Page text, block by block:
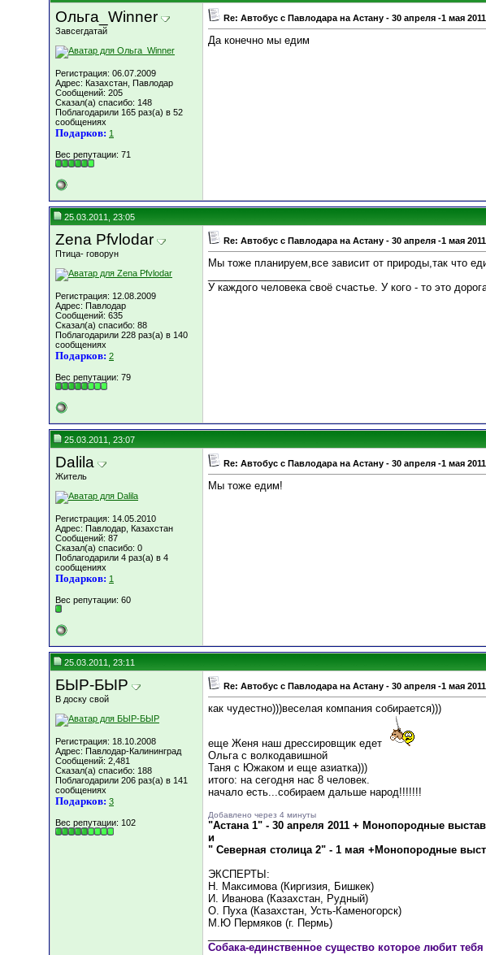
Ольга_Winner
Завсегдатай
Регистрация: 06.07.2009
Адрес: Казахстан, Павлодар
Сообщений: 205
Сказал(а) спасибо: 148
Поблагодарили 165 раз(а) в 52
сообщениях
Подарков: 1
Вес репутации: 71
Re: Автобус с Павлодара на Астану - 30 апреля -1 мая
Да конечно мы едим
25.03.2011, 23:05
Zena Pfvlodar
Птица- говорун
Регистрация: 12.08.2009
Адрес: Павлодар
Сообщений: 635
Сказал(а) спасибо: 88
Поблагодарили 228 раз(а) в 140
сообщениях
Подарков: 2
Вес репутации: 79
Re: Автобус с Павлодара на Астану - 30 апреля -1 мая
Мы тоже планируем,все зависит от природы,так что
У каждого человека своё счастье. У кого - то это
25.03.2011, 23:07
Dalila
Житель
Регистрация: 14.05.2010
Адрес: Павлодар, Казахстан
Сообщений: 87
Сказал(а) спасибо: 0
Поблагодарили 4 раз(а) в 4
сообщениях
Подарков: 1
Вес репутации: 60
Re: Автобус с Павлодара на Астану - 30 апреля -1 мая
Мы тоже едим!
25.03.2011, 23:11
БЫР-БЫР
В доску свой
Регистрация: 18.10.2008
Адрес: Павлодар-Калининград
Сообщений: 2,481
Сказал(а) спасибо: 188
Поблагодарили 206 раз(а) в 141
сообщениях
Подарков: 3
Вес репутации: 102
Re: Автобус с Павлодара на Астану - 30 апреля -1 мая
как чудестно)))веселая компания собирается)))
еще Женя наш дрессировщик едет
Ольга с волкодавишной
Таня с Южаком и еще азиатка)))
итого: на сегодня нас 8 человек.
начало есть...собираем дальше народ!!!!!!!
Добавлено через 4 минуты
"Астана 1" - 30 апреля 2011 + Монопородные
и
" Северная столица 2" - 1 мая +Монопородные
ЭКСПЕРТЫ:
Н. Максимова (Киргизия, Бишкек)
И. Иванова (Казахстан, Рудный)
О. Пуха (Казахстан, Усть-Каменогорск)
М.Ю Пермяков (г. Пермь)
Собака-единственное существо которое любит